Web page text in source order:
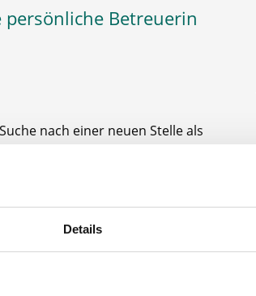
Details
persönliche Betreuerin
nach einer neuen Stelle als
Stellenanfrage